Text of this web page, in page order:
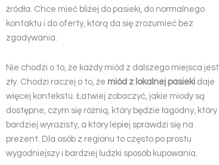
źródła. Chce mieć bliżej do pasieki, do normalnego
kontaktu i do oferty, którą da się zrozumieć bez
zgadywania.
Nie chodzi o to, że każdy miód z dalszego miejsca jest
zły. Chodzi raczej o to, że miód z lokalnej pasieki daje
więcej kontekstu. Łatwiej zobaczyć, jakie miody są
dostępne, czym się różnią, który będzie łagodny, który
bardziej wyrazisty, a który lepiej sprawdzi się na
prezent. Dla osób z regionu to często po prostu
wygodniejszy i bardziej ludzki sposób kupowania.